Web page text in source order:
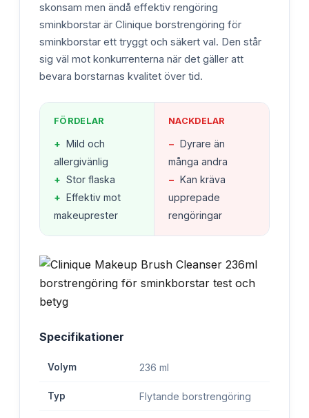
skonsam men ändå effektiv rengöring
sminkborstar är Clinique borstrengöring för
sminkborstar ett tryggt och säkert val. Den står
sig väl mot konkurrenterna när det gäller att
bevara borstarnas kvalitet över tid.
FÖRDELAR
+ Mild och
allergivänlig
+ Stor flaska
+ Effektiv mot
makeuprester
NACKDELAR
− Dyrare än
många andra
− Kan kräva
upprepade
rengöringar
Specifikationer
Volym 236 ml
Typ Flytande borstrengöring